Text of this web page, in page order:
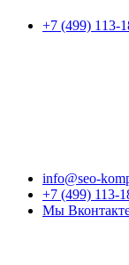
+7 (499) 113-
info@seo-
+7 (499) 113-
Мы